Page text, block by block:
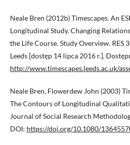
Neale Bren (2012b) Timescapes. An
Longitudinal Study. Changing
the Life Course. Study Overview. RES
Leeds [dostęp 14 lipca 2016 r.].
http://www.timescapes.leeds.ac.uk/
Neale Bren, Flowerdew John (2003)
The Contours of Longitudinal
Journal of Social Research
DOI: https://doi.org/10.1080/